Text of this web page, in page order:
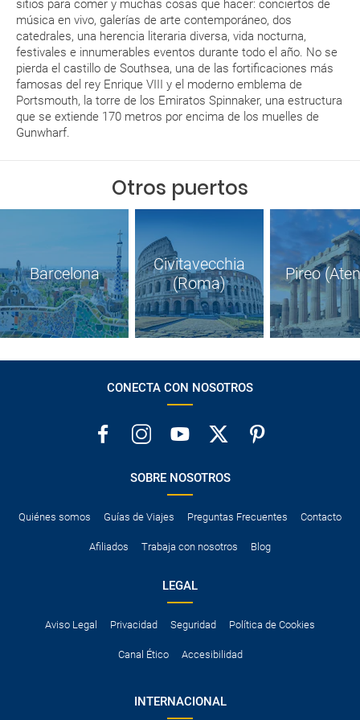
sitios para comer y muchas cosas que hacer: conciertos de
música en vivo, galerías de arte contemporáneo, dos
catedrales, una herencia literaria diversa, vida nocturna,
festivales e innumerables eventos durante todo el año. No se
pierda el castillo de Southsea, una de las fortificaciones más
famosas del rey Enrique VIII y el moderno emblema de
Portsmouth, la torre de los Emiratos Spinnaker, una estructura
que se extiende 170 metros por encima de los muelles de
Gunwharf.
Otros puertos
Barcelona
Civitavecchia
(Roma)
Pireo
CONECTA CON NOSOTROS
SOBRE NOSOTROS
Quiénes somos Guías de Viajes Preguntas Frecuentes Contacto
Afiliados Trabaja con nosotros Blog
LEGAL
Aviso Legal Privacidad Seguridad Política de Cookies
Canal Ético Accesibilidad
INTERNACIONAL